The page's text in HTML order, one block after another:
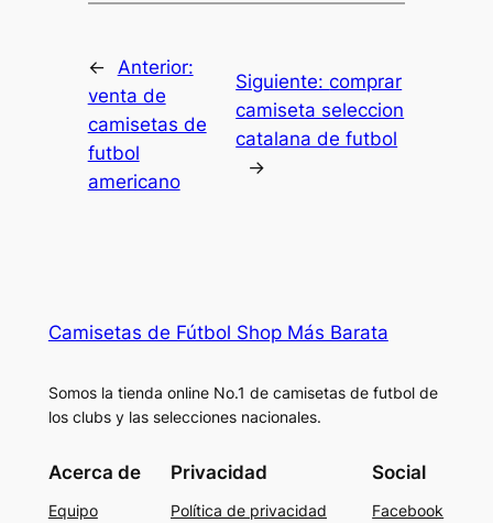
← Anterior:
venta de
camisetas de
futbol
americano
Siguiente:comprar
camiseta seleccion
catalana de futbol
→
Camisetas de Fútbol Shop Más Barata
Somos la tienda online No.1 de camisetas de futbol de
los clubs y las selecciones nacionales.
Acerca de
Equipo
Privacidad
Política de privacidad
Social
Facebook